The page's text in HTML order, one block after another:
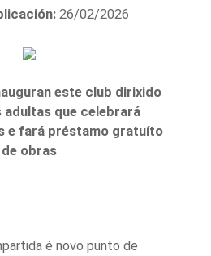
26/02/2026
este club dirixido
adultas que celebrará
e fará préstamo gratuíto
de obras
é novo punto de